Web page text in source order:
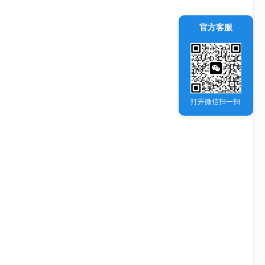
官方客服
打开微信扫一扫